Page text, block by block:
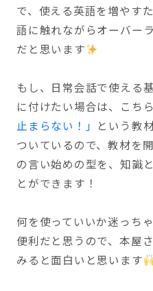
で、使える英語を増やす
語に触れながらオーバー
だと思います
もし、日常会話で使える
に付けたい場合は、こち
止まらない！」 という教
ついているので、教材を
の言い始めの型を、知識
とができます！
何を使っていいか迷っち
便利だと思うので、本屋
みると面白いと思います